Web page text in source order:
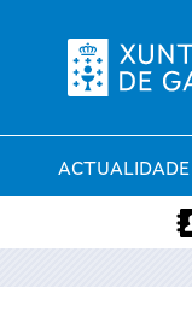
ACTUALIDADE